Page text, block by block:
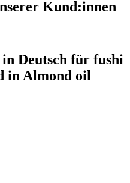
Kund:innen
Deutsch für fushi
in Almond oil